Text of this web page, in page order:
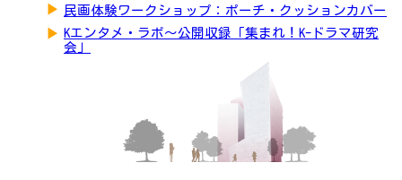
▶ 民画体験ワークショップ：ポーチ・クッションカバー
▶ Kエンタメ・ラボ～公開収録「集まれ！K-ドラマ研究
会」